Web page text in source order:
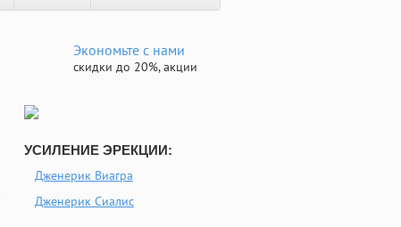
Экономьте с нами
скидки до 20%, акции
УСИЛЕНИЕ ЭРЕКЦИИ:
Дженерик Виагра
Дженерик Сиалис